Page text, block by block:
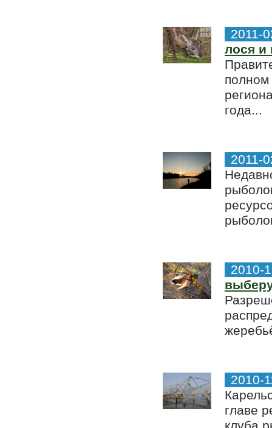
2011-
лося и
полном
года...
2011-
2010-
2010-
главе